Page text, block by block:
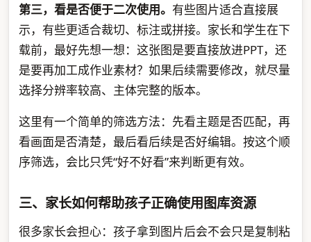
第三，看是否便于二次使用。 有些图片适合直接展
示，有些更适合裁切、标注或拼接。家长和学生在下
载前，最好先想一想：这张图是要直接放进PPT，还
是要再加工成作业素材？如果后续需要修改，就尽量
选择分辨率较高、主体完整的版本。
这里有一个简单的筛选方法：先看主题是否匹配，再
看画面是否清楚，最后看后续是否好编辑。按这个顺
序筛选，会比只凭“好不好看”来判断更有效。
三、家长如何帮助孩子正确使用图库资源
很多家长会担心：孩子拿到图片后会不会只是复制粘